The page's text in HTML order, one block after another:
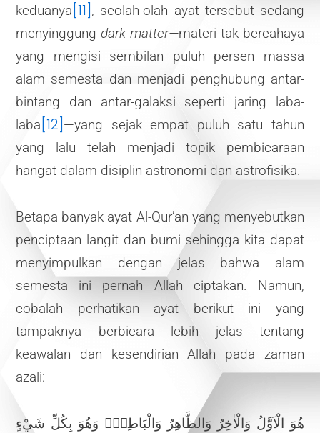
keduanya [11], seolah-olah ayat tersebut sedang
menyinggung dark matter—materi tak bercahaya
yang mengisi sembilan puluh persen massa
alam semesta dan menjadi penghubung antar-
bintang dan antar-galaksi seperti jaring laba-
laba [12]—yang sejak empat puluh satu tahun
yang lalu telah menjadi topik pembicaraan
hangat dalam disiplin astronomi dan astrofisika.
Betapa banyak ayat Al-Qur’an yang menyebutkan
penciptaan langit dan bumi sehingga kita dapat
menyimpulkan dengan jelas bahwa alam
semesta ini pernah Allah ciptakan. Namun,
cobalah perhatikan ayat berikut ini yang
tampaknya berbicara lebih jelas tentang
keawalan dan kesendirian Allah pada zaman
azali:
هُوَ الْاَوَّلُ وَالْاٰخِرُ وَالظَّاهِرُ وَالْبَاطِنُۚ وَهُوَ بِكُلِّ شَيْءٍ